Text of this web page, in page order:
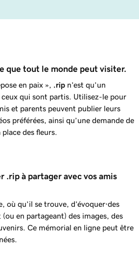
que tout le monde peut visiter.
en paix », .rip n’est qu’un
qui sont partis. Utilisez-le pour
et parents peuvent publier leurs
préférées, ainsi qu’une demande de
des fleurs.
.rip à partager avec vos amis
où qu’il se trouve, d’évoquer·des
en partageant) des images, des
Ce mémorial en ligne peut être